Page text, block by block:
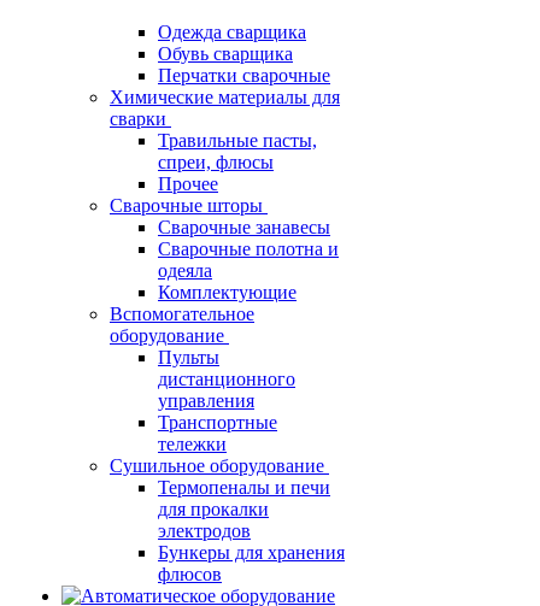
Одежда сварщика
Обувь сварщика
Перчатки сварочные
Химические материалы для
сварки
Травильные пасты,
спреи, флюсы
Прочее
Сварочные шторы
Сварочные занавесы
Сварочные полотна и
одеяла
Комплектующие
Вспомогательное
оборудование
Пульты
дистанционного
управления
Транспортные
тележки
Сушильное оборудование
Термопеналы и печи
для прокалки
электродов
Бункеры для хранения
флюсов